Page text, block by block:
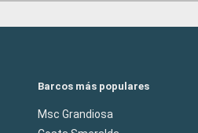
Barcos más populares
Msc Grandiosa